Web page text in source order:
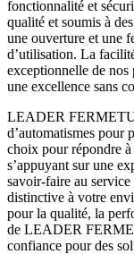
fonctionnalité et
qualité et soumis à
une ouverture et une
d’utilisation. La
exceptionnelle de nos
une excellence sans
LEADER
d’automatismes pour
choix pour répondre à
s’appuyant sur une
savoir-faire au
distinctive à votre
pour la qualité, la
de LEADER
confiance pour des